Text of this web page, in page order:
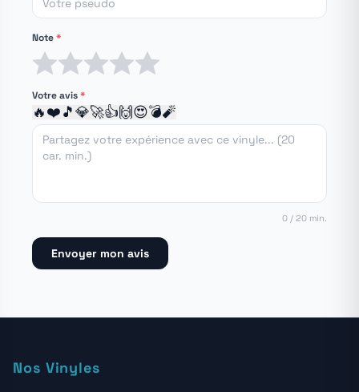
Note*
Votre avis*
🔥❤️🎵💎🚀👍🙌😍💣🧨
0 / 20 min.
Envoyer mon avis
Nos Vinyles